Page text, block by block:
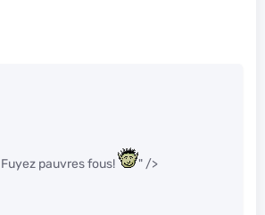
pauvres fous! " />